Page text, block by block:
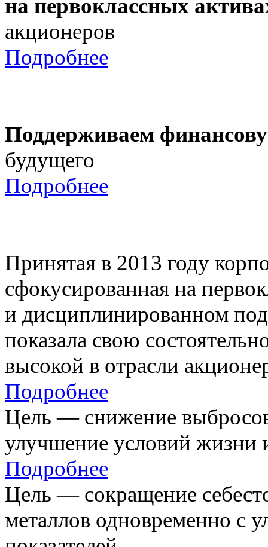
на первоклассных
акционеров
Подробнее
Поддерживаем
будущего
Подробнее
Принятая в 2013 году
сфокусированная на
и дисциплинированном
показала свою
высокой в отрасли
Подробнее
Цель — снижение
улучшение условий жизни
Подробнее
Цель — сокращение
металлов одновременно с